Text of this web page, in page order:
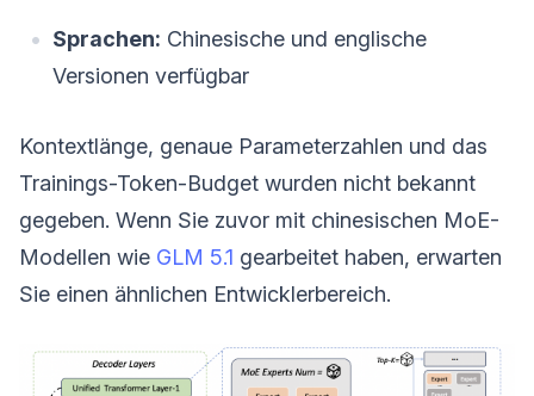
Sprachen: Chinesische und englische
Versionen verfügbar
Kontextlänge, genaue Parameterzahlen und das
Trainings-Token-Budget wurden nicht bekannt
gegeben. Wenn Sie zuvor mit chinesischen MoE-
Modellen wie GLM 5.1 gearbeitet haben, erwarten
Sie einen ähnlichen Entwicklerbereich.